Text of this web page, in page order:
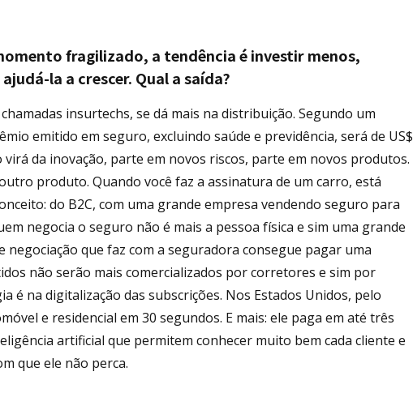
fragilizado, a tendência é investir menos,
la a crescer. Qual a saída?
insurtechs, se dá mais na distribuição. Segundo um
emitido em seguro, excluindo saúde e previdência, será de US$
da inovação, parte em novos riscos, parte em novos produtos.
produto. Quando você faz a assinatura de um carro, está
do B2C, com uma grande empresa vendendo seguro para
negocia o seguro não é mais a pessoa física e sim uma grande
negociação que faz com a seguradora consegue pagar uma
não serão mais comercializados por corretores e sim por
na digitalização das subscrições. Nos Estados Unidos, pelo
e residencial em 30 segundos. E mais: ele paga em até três
artificial que permitem conhecer muito bem cada cliente e
que ele não perca.